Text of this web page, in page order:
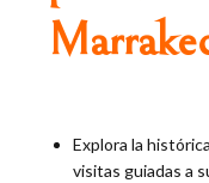
Explora la
visitas guiadas a